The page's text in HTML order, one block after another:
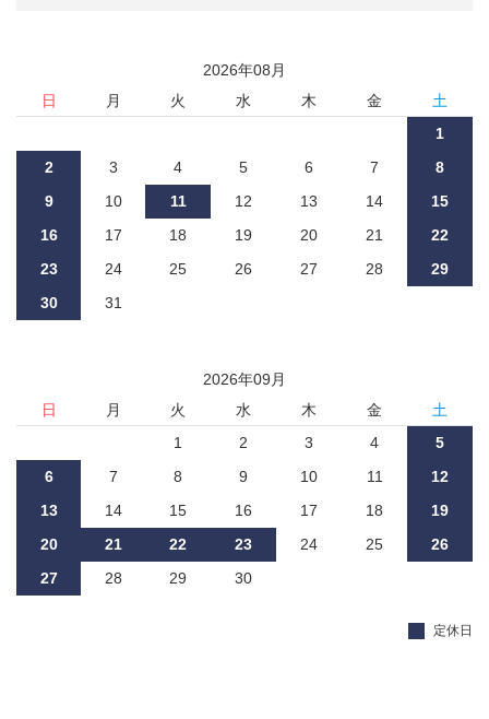
2026年08 月
日
月 火 水 木 金
土
1
2
3 4 5 6 7
8
9
10 11 12 13 14
15
16
17 18 19 20 21
22
23
24 25 26 27 28
29
30
31
2026年09 月
日
月 火 水 木 金
土
1
2 3 4
5
6
7 8 9 10 11
12
13
14 15 16 17 18
19
20
21 22 23 24 25
26
27
28 29 30
定休日